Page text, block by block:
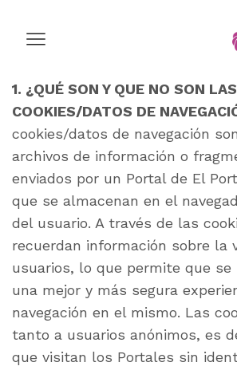
1. ¿QUÉ SON Y QUE NO SON LAS
COOKIES/DATOS DE
cookies/datos de navegación
archivos de información o
enviados por un Portal de El
que se almacenan en el
del usuario. A través de las
recuerdan información sobre la
usuarios, lo que permite que se
una mejor y más segura
navegación en el mismo. Las
tanto a usuarios anónimos, es
que visitan los Portales sin